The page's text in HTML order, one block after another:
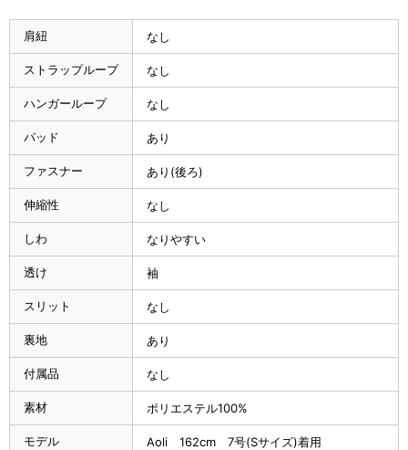
肩紐 なし
ストラップループ なし
ハンガーループ なし
パッド あり
ファスナー あり(後ろ)
伸縮性 なし
しわ なりやすい
透け 袖
スリット なし
裏地 あり
付属品 なし
素材 ポリエステル100%
モデル Aoli 162cm 7号(Sサイズ)着用